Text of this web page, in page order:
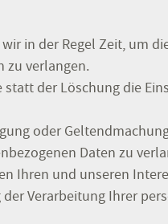
in der Regel Zeit, um
zu verlangen.
der Löschung die
oder
Daten zu
Ihren und unseren
Verarbeitung Ihrer